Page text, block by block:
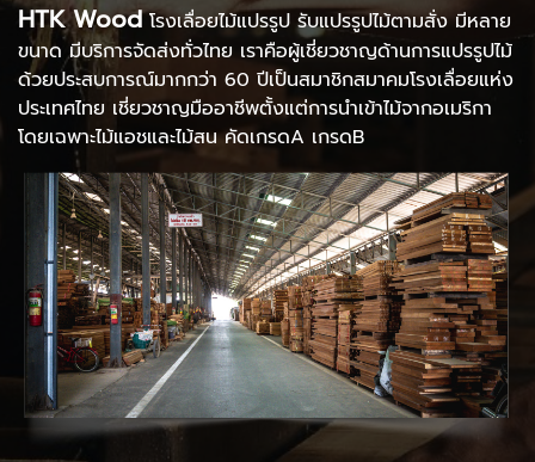
HTK Woodโรงเลื่อยไม้แปรรูป รับแปรรูปไม้ตามสั่ง มีหลาย
ขนาด มีบริการจัดส่งทั่วไทย เราคือผู้เชี่ยวชาญด้านการแปรรูปไม้
ด้วยประสบการณ์มากกว่า 60 ปีเป็นสมาชิกสมาคมโรงเลื่อยแห่ง
ประเทศไทย เชี่ยวชาญมืออาชีพตั้งแต่การนำเข้าไม้จากอเมริกา
โดยเฉพาะไม้แอชและไม้สน คัดเกรดA เกรดB